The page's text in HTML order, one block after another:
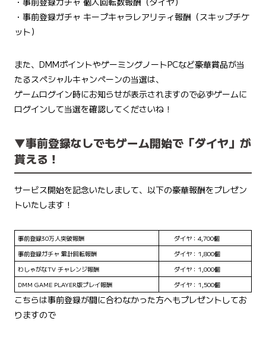
・事前登録ガチャ キープキャラレアリティ報酬（スキップチケ
ット）
また、DMMポイントやゲーミングノートPCなど豪華賞品が当
たるスペシャルキャンペーンの当選は、
ゲームログイン時にお知らせが表示されますので必ずゲームに
ログインして当選を確認してくださいね！
▼事前登録なしでもゲーム開始で「ダイヤ」が
貰える！
サービス開始を記念いたしまして、以下の豪華報酬をプレゼン
トいたします！
事前登録30万人突破報酬
ダイヤ：4,700個
事前登録ガチャ 累計回転報酬
ダイヤ：1,800個
わしゃがなTV チャレンジ報酬
ダイヤ：1,000個
DMM GAME PLAYER版プレイ報酬
ダイヤ：1,500個
こちらは事前登録が間に合わなかった方へもプレゼントしてお
りますので